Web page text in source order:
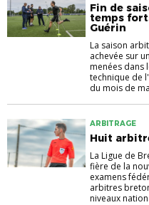
Fin de
temps
Guérin
La saison
achevée sur
menées dans
technique de
du mois de
ARBITRAGE
Huit
La Ligue de
fière de la
examens
arbitres
niveaux